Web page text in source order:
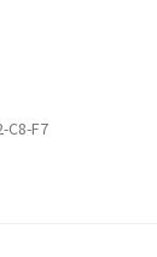
C8-F7